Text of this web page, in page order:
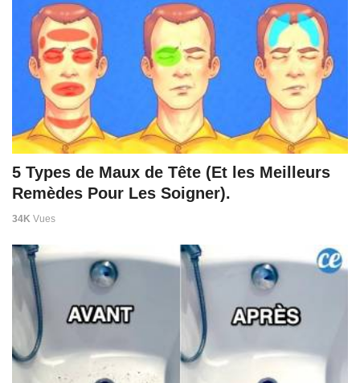
5 Types de Maux de Tête (Et les Meilleurs
Remèdes Pour Les Soigner).
34K Vues